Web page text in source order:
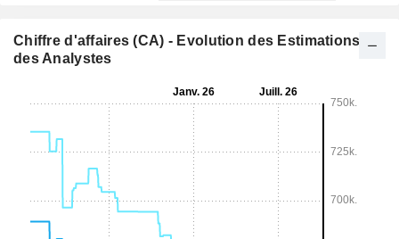
Chiffre d'affaires (CA) - Evolution des Estimations
des Analystes